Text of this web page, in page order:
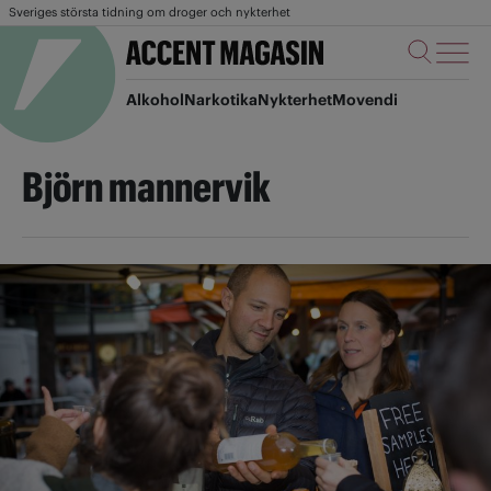
Sveriges största tidning om droger och nykterhet
AlkoholNarkotikaNykterhetMovendi
Björn mannervik